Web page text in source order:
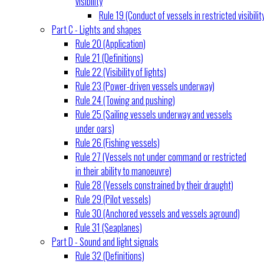
Rule 19 (Conduct of vessels in restricted
Part C - Lights and shapes
Rule 20 (Application)
Rule 21 (Definitions)
Rule 22 (Visibility of lights)
Rule 23 (Power-driven vessels underway)
Rule 24 (Towing and pushing)
Rule 25 (Sailing vessels underway and vessels
under oars)
Rule 26 (Fishing vessels)
Rule 27 (Vessels not under command or restricted
in their ability to manoeuvre)
Rule 28 (Vessels constrained by their draught)
Rule 29 (Pilot vessels)
Rule 30 (Anchored vessels and vessels aground)
Rule 31 (Seaplanes)
Part D - Sound and light signals
Rule 32 (Definitions)